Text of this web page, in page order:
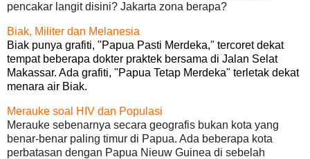
pencakar langit disini? Jakarta zona berapa?
Biak, Militer dan Melanesia
Biak punya grafiti, "Papua Pasti Merdeka," tercoret dekat
tempat beberapa dokter praktek bersama di Jalan Selat
Makassar. Ada grafiti, "Papua Tetap Merdeka" terletak dekat
menara air Biak.
Merauke soal HIV dan Populasi
Merauke sebenarnya secara geografis bukan kota yang
benar-benar paling timur di Papua. Ada beberapa kota
perbatasan dengan Papua Nieuw Guinea di sebelah